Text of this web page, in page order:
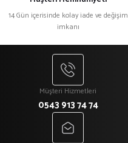
14 Gün içerisinde kolay iade ve değişim
imkanı
Müşteri Hizmetleri
0543 913 74 74